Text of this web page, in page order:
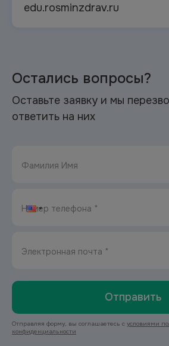
edu.rosminzdrav.ru
Остались вопросы?
Оставьте заявку и мы
ответить на них
Фамилия Имя
Номер телефона *
Электронная почта *
Отправить
Отправляя форму, вы соглашаетесь с условиями
конфиденциальности